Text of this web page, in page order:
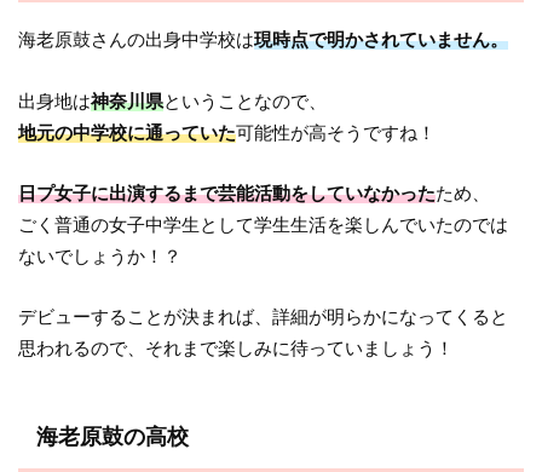
海老原鼓さんの出身中学校は現時点で明かされていません。
出身地は神奈川県ということなので、
地元の中学校に通っていた可能性が高そうですね！
日プ女子に出演するまで芸能活動をしていなかったため、
ごく普通の女子中学生として学生生活を楽しんでいたのでは
ないでしょうか！？
デビューすることが決まれば、詳細が明らかになってくると
思われるので、それまで楽しみに待っていましょう！
海老原鼓の高校